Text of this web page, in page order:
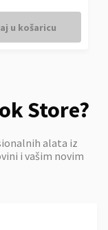
u košaricu
Store?
alata iz
i vašim novim